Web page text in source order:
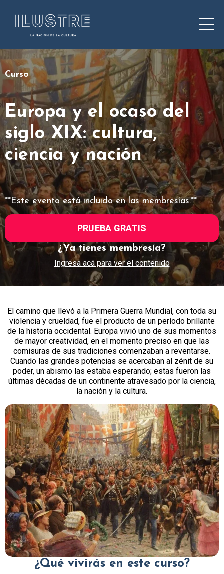
Curso
Europa y el ocaso del
siglo XIX: cultura,
ciencia y nación
**Este evento está incluido en las membresías.**
PRUEBA GRATIS
¿Ya tienes membresía?
Ingresa acá para ver el contenido
El camino que llevó a la Primera Guerra Mundial, con toda su
violencia y crueldad, fue el producto de un período brillante
de la historia occidental. Europa vivió uno de sus momentos
de mayor creatividad, en el momento preciso en que las
comisuras de sus tradiciones comenzaban a reventarse.
Cuando las grandes potencias se acercaban al zénit de su
poder, un abismo las estaba esperando; estas fueron las
últimas décadas de un continente atravesado por la ciencia,
la nación y la cultura.
¿Qué vivirás en este curso?